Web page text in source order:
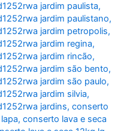
jardim paulista,
jardim paulistano,
jardim petropolis,
jardim regina,
jardim rincão,
jardim são bento,
jardim são paulo,
jardim silvia,
jardins,conserto
,conserto lava e seca